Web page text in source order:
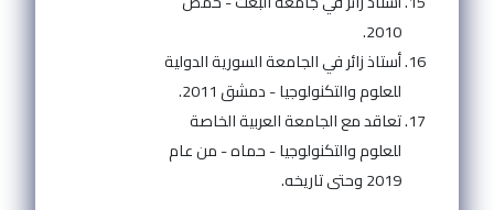
2010.
أستاذ زائر في الجامعة السورية الدولية
للعلوم والتكنولوجيا - دمشق 2011.
تعاقد مع الجامعة العربية الخاصة
للعلوم والتكنولوجيا - حماه - من عام
2019 وحتى تاريخه.